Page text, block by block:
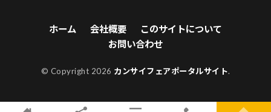
ホーム 会社概要
このサイトについて
お問い合わせ
© Copyright 2026 カンサイフェアポータルサイト.